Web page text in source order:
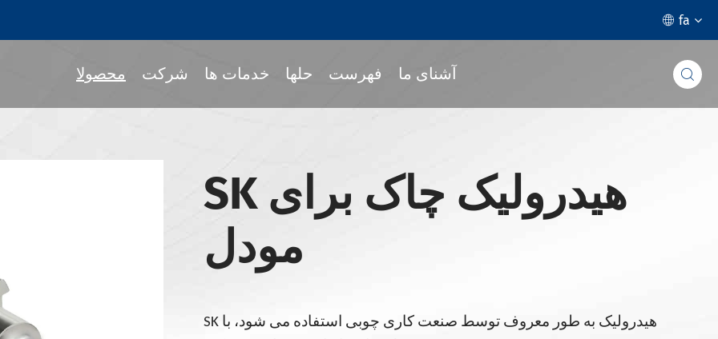
 fa
محصولا
نگهبانان ابزار JIS B 6339- NBT
شرکت خدمات ها حلها فهرست آشنای ما 
SK هیدرولیک چاک برای
مودل
SK هیدرولیک به طور معروف توسط صنعت کاری چوبی استفاده می شود، با